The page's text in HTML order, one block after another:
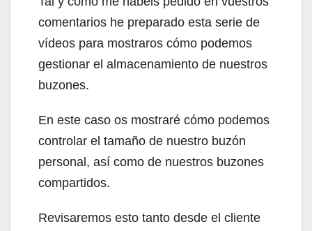
comentarios he preparado esta serie de
vídeos para mostraros cómo podemos
gestionar el almacenamiento de nuestros
buzones.
En este caso os mostraré cómo podemos
controlar el tamaño de nuestro buzón
personal, así como de nuestros buzones
compartidos.
Revisaremos esto tanto desde el cliente